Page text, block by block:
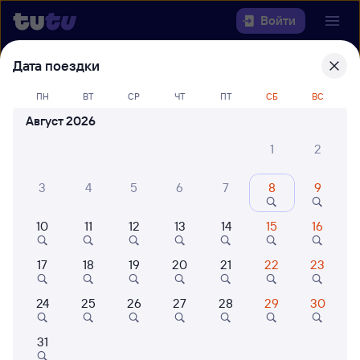
Войти
Выберите день, чтобы найти
билеты Могоча — Новосибирск-
Главный
Куда
Когда
Кто едет
Найти поезда
Дата поездки
ПН ВТ СР ЧТ ПТ СБ ВС
Август 2026
1
2
3 4 5 6 7 8 9
10 11 12 13 14 15 16
17 18 19 20 21 22 23
24 25 26 27 28 29 30
31